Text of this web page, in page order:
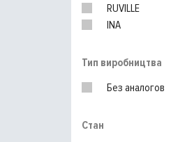
RUVILLE
INA
Тип виробництва
Без аналогов
Стан